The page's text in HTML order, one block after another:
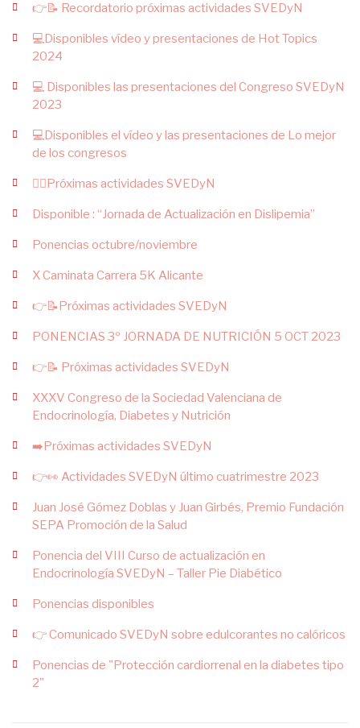
👉📝 Recordatorio próximas actividades SVEDyN
💻Disponibles vídeo y presentaciones de Hot Topics
2024
💻 Disponibles las presentaciones del Congreso SVEDyN
2023
💻Disponibles el vídeo y las presentaciones de Lo mejor
de los congresos
👉🏻Próximas actividades SVEDyN
Disponible : “Jornada de Actualización en Dislipemia”
Ponencias octubre/noviembre
X Caminata Carrera 5K Alicante
👉📝Próximas actividades SVEDyN
PONENCIAS 3º JORNADA DE NUTRICIÓN 5 OCT 2023
👉📝 Próximas actividades SVEDyN
XXXV Congreso de la Sociedad Valenciana de
Endocrinología, Diabetes y Nutrición
➡️Próximas actividades SVEDyN
👉👀 Actividades SVEDyN último cuatrimestre 2023
Juan José Gómez Doblas y Juan Girbés, Premio Fundación
SEPA Promoción de la Salud
Ponencia del VIII Curso de actualización en
Endocrinología SVEDyN – Taller Pie Diabético
Ponencias disponibles
👉 Comunicado SVEDyN sobre edulcorantes no calóricos
Ponencias de "Protección cardiorrenal en la diabetes tipo
2"